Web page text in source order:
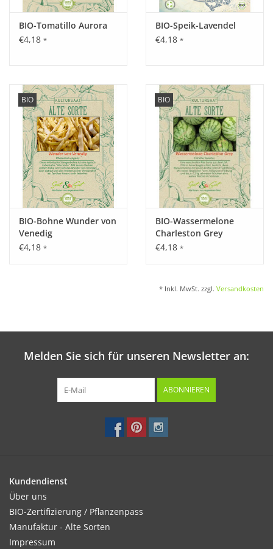
von unten zu schützen. Auch auf Mäuse achten, diese lieben
Wassermelonen.
BIO-Tomatillo Aurora
€4,18 *
BIO-Speik-Lavendel
€4,18 *
BIO
BIO-Bohne Wunder von
Venedig
€4,18 *
BIO
BIO-Wassermelone
Charleston Grey
€4,18 *
* Inkl. MwSt. zzgl. Versandkosten
Melden Sie sich für unseren Newsletter an:
ABONNIEREN
Kundendienst
Über uns
BIO-Zertifizierung / Pflanzenpass
Manufaktur - Alte Sorten
Impressum